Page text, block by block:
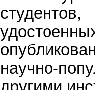
студентов,
научно-